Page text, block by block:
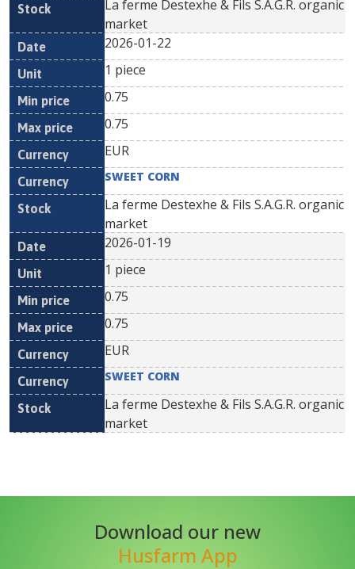
La ferme Destexhe & Fils S.A.G.R. organic
market
2026-01-22
1 piece
0.75
0.75
EUR
SWEET CORN
La ferme Destexhe & Fils S.A.G.R. organic
market
2026-01-19
1 piece
0.75
0.75
EUR
SWEET CORN
La ferme Destexhe & Fils S.A.G.R. organic
market
Download our new
Husfarm App